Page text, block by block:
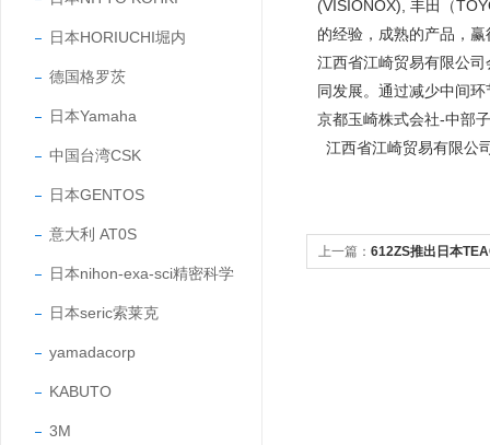
日本HORIUCHI堀内
德国格罗茨
日本Yamaha
中国台湾CSK
日本GENTOS
意大利 AT0S
日本nihon-exa-sci精密科学
日本seric索莱克
yamadacorp
KABUTO
3M
(VISIONOX), 丰田（
的经验，成熟的产品，
江西省江崎贸易有限公
同发展。通过减少中间
京都玉崎株式会社-中部
江西省江崎贸易有限公
上一篇： 612ZS推出日本